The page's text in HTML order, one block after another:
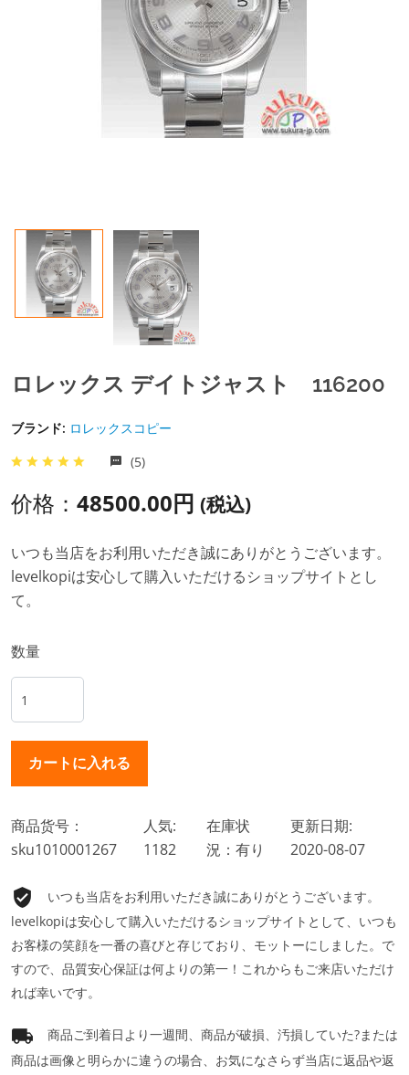
ロレックス デイトジャスト 116200
ブランド: ロレックスコピー
(5)
价格： 48500.00円 (税込)
いつも当店をお利用いただき誠にありがとうございます。
levelkopiは安心して購入いただけるショップサイトとし
て。
数量
商品货号：
sku1010001267
人気:
1182
在庫状
況：有り
更新日期:
2020-08-07
いつも当店をお利用いただき誠にありがとうございます。
levelkopiは安心して購入いただけるショップサイトとして、いつも
お客様の笑顔を一番の喜びと存じており、モットーにしました。で
すので、品質安心保証は何よりの第一！これからもご来店いただけ
れば幸いです。
商品ご到着日より一週間、商品が破損、汚損していた?または
商品は画像と明らかに違うの場合、お気になさらず当店に返品や返